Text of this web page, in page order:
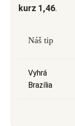
kurz 1,46.
Náš tip
Vyhrá
Brazília